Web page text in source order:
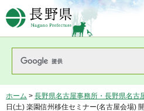
長野県Nagano
ホーム > 長野県名古屋事務所・長野県名古
日(土) 楽園信州移住セミナー(名古屋会場)